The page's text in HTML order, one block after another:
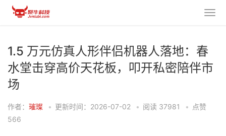
1.5 万元仿真人形伴侣机器人落地：春
水堂击穿高价天花板，叩开私密陪伴市
场
作者： 璀璨 • 更新时间：2026-07-02 • 阅读 37981 • 点赞
566